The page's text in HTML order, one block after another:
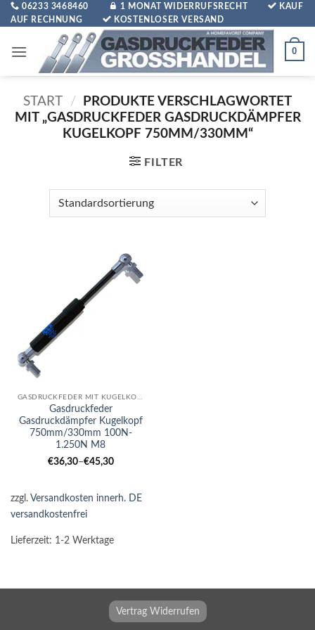
Zum
Inhalt
06233 3468460 1 MONAT WIDERRUFSRECHT
KAUF
AUF RECHNUNG
KOSTENLOSER VERSAND
0
START /
PRODUKTE VERSCHLAGWORTET
MIT „GASDRUCKFEDER GASDRUCKDÄMPFER
KUGELKOPF 750MM/330MM“
FILTER
GASDRUCKFEDER MIT KUGELKOPF
Gasdruckfeder
Gasdruckdämpfer Kugelkopf
750mm/330mm 100N-
1.250N M8
€36,30–€45,30
zzgl. Versandkosten innerh. DE
versandkostenfrei
Lieferzeit: 1-2 Werktage
Vertrag Widerrufen